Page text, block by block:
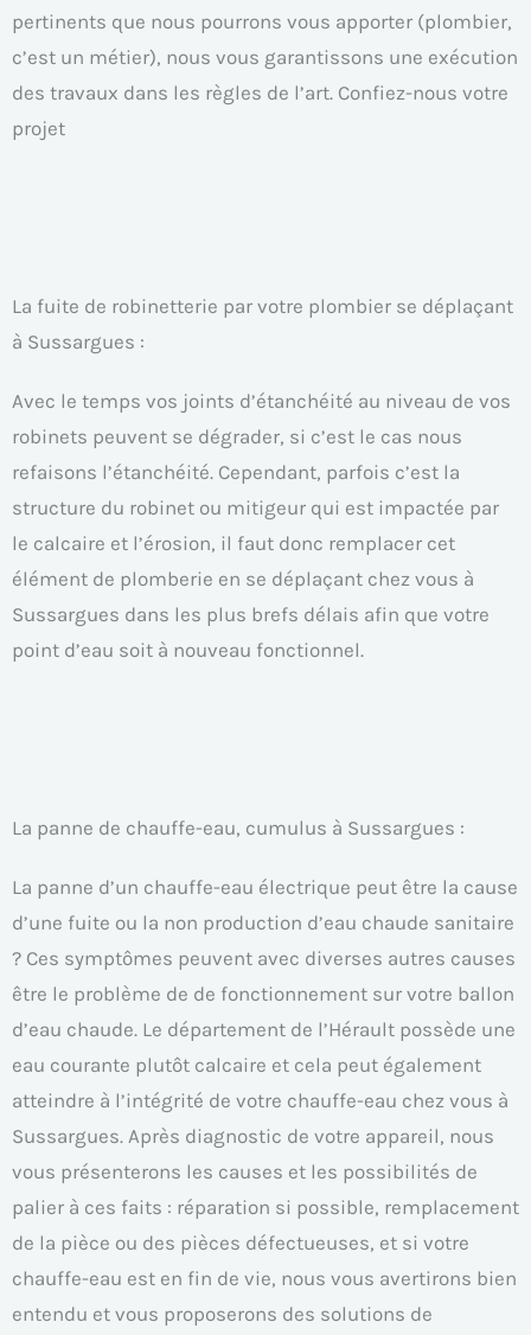
pertinents que nous pourrons vous apporter (plombier,
c’est un métier), nous vous garantissons une exécution
des travaux dans les règles de l’art. Confiez-nous votre
projet
La fuite de robinetterie par votre plombier se déplaçant
à Sussargues :
Avec le temps vos joints d’étanchéité au niveau de vos
robinets peuvent se dégrader, si c’est le cas nous
refaisons l’étanchéité. Cependant, parfois c’est la
structure du robinet ou mitigeur qui est impactée par
le calcaire et l’érosion, il faut donc remplacer cet
élément de plomberie en se déplaçant chez vous à
Sussargues dans les plus brefs délais afin que votre
point d’eau soit à nouveau fonctionnel.
La panne de chauffe-eau, cumulus à Sussargues :
La panne d’un chauffe-eau électrique peut être la cause
d’une fuite ou la non production d’eau chaude sanitaire
? Ces symptômes peuvent avec diverses autres causes
être le problème de de fonctionnement sur votre ballon
d’eau chaude. Le département de l’Hérault possède une
eau courante plutôt calcaire et cela peut également
atteindre à l’intégrité de votre chauffe-eau chez vous à
Sussargues. Après diagnostic de votre appareil, nous
vous présenterons les causes et les possibilités de
palier à ces faits : réparation si possible, remplacement
de la pièce ou des pièces défectueuses, et si votre
chauffe-eau est en fin de vie, nous vous avertirons bien
entendu et vous proposerons des solutions de